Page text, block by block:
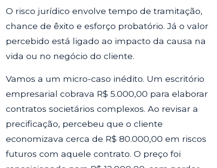
O risco jurídico envolve tempo de tramitação,
chance de êxito e esforço probatório. Já o valor
percebido está ligado ao impacto da causa na
vida ou no negócio do cliente.
Vamos a um micro-caso inédito. Um escritório
empresarial cobrava R$ 5.000,00 para elaborar
contratos societários complexos. Ao revisar a
precificação, percebeu que o cliente
economizava cerca de R$ 80.000,00 em riscos
futuros com aquele contrato. O preço foi